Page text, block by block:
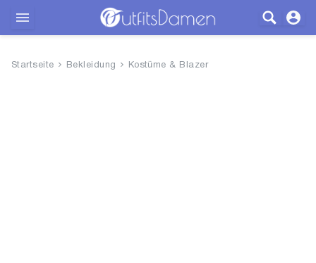
Startseite Bekleidung Kostüme & Blazer